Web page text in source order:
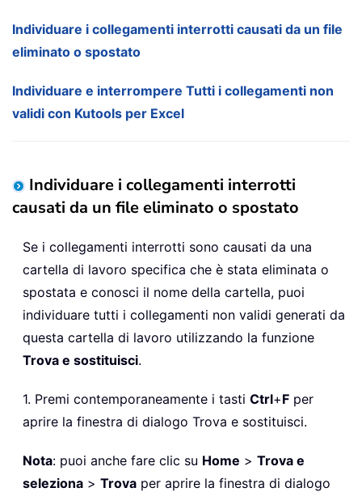
Individuare i collegamenti interrotti causati da un file
eliminato o spostato
Individuare e interrompere Tutti i collegamenti non
validi con Kutools per Excel
Individuare i collegamenti interrotti
causati da un file eliminato o spostato
Se i collegamenti interrotti sono causati da una
cartella di lavoro specifica che è stata eliminata o
spostata e conosci il nome della cartella, puoi
individuare tutti i collegamenti non validi generati da
questa cartella di lavoro utilizzando la funzione
Trova e sostituisci.
1. Premi contemporaneamente i tasti Ctrl+F per
aprire la finestra di dialogo Trova e sostituisci.
Nota: puoi anche fare clic su Home > Trova e
seleziona > Trova per aprire la finestra di dialogo